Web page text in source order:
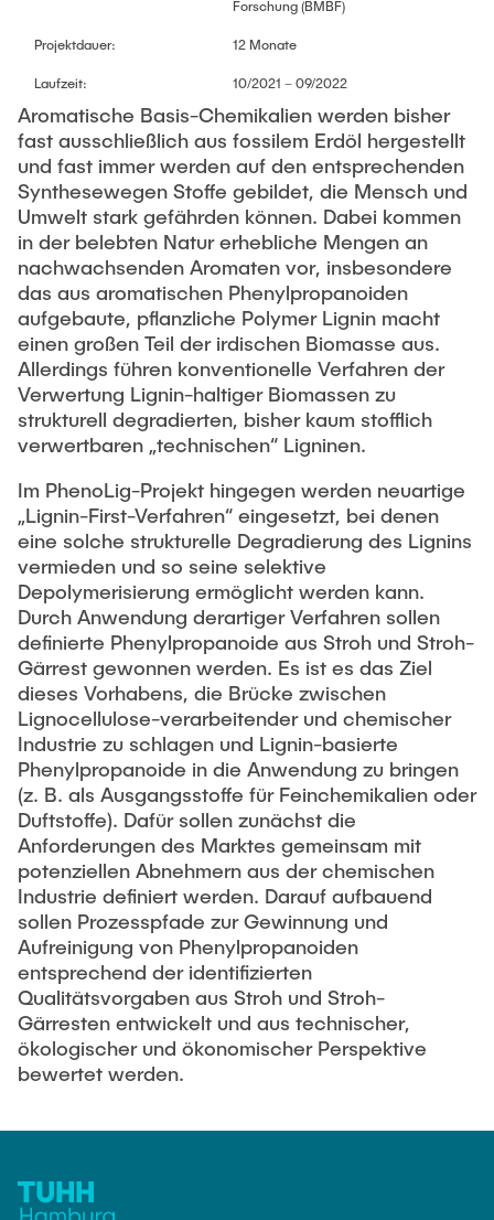
Publications
Studies and Research Reports
NEWS
Webinar Series: Green Hydrogen (2023)
Webinar-Serie: Grüner Kohlenstoff
Webinar Series: Green Hydrogen (2022)
Webinar: Klimaschutz in Hamburg (2021)
Webinar Series: Green Hydrogen (2021)
CAREER
Forschung (BMBF)
Projektdauer: 12 Monate
Laufzeit: 10/2021 – 09/2022
Aromatische Basis-Chemikalien werden bisher
fast ausschließlich aus fossilem Erdöl hergestellt
und fast immer werden auf den entsprechenden
Synthesewegen Stoffe gebildet, die Mensch und
Umwelt stark gefährden können. Dabei kommen
in der belebten Natur erhebliche Mengen an
nachwachsenden Aromaten vor, insbesondere
das aus aromatischen Phenylpropanoiden
aufgebaute, pflanzliche Polymer Lignin macht
einen großen Teil der irdischen Biomasse aus.
Allerdings führen konventionelle Verfahren der
Verwertung Lignin-haltiger Biomassen zu
strukturell degradierten, bisher kaum stofflich
verwertbaren „technischen“ Ligninen.
Im PhenoLig-Projekt hingegen werden neuartige
„Lignin-First-Verfahren“ eingesetzt, bei denen
eine solche strukturelle Degradierung des Lignins
vermieden und so seine selektive
Depolymerisierung ermöglicht werden kann.
Durch Anwendung derartiger Verfahren sollen
definierte Phenylpropanoide aus Stroh und Stroh-
Gärrest gewonnen werden. Es ist es das Ziel
dieses Vorhabens, die Brücke zwischen
Lignocellulose-verarbeitender und chemischer
Industrie zu schlagen und Lignin-basierte
Phenylpropanoide in die Anwendung zu bringen
(z. B. als Ausgangsstoffe für Feinchemikalien oder
Duftstoffe). Dafür sollen zunächst die
Anforderungen des Marktes gemeinsam mit
potenziellen Abnehmern aus der chemischen
Industrie definiert werden. Darauf aufbauend
sollen Prozesspfade zur Gewinnung und
Aufreinigung von Phenylpropanoiden
entsprechend der identifizierten
Qualitätsvorgaben aus Stroh und Stroh-
Gärresten entwickelt und aus technischer,
ökologischer und ökonomischer Perspektive
bewertet werden.